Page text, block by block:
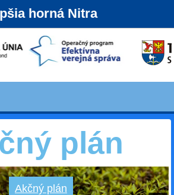
horná Nitra
plán
Akčný plán